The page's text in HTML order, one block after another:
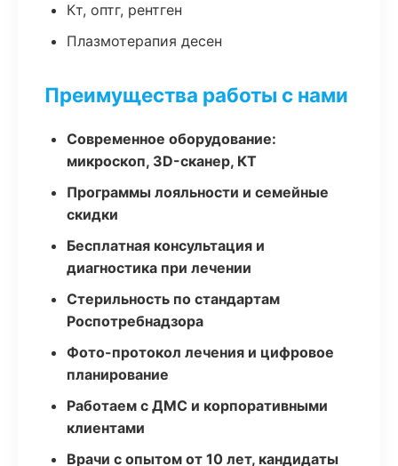
Кт, оптг, рентген
Плазмотерапия десен
Преимущества работы с нами
Современное оборудование:
микроскоп, 3D-сканер, КТ
Программы лояльности и семейные
скидки
Бесплатная консультация и
диагностика при лечении
Стерильность по стандартам
Роспотребнадзора
Фото-протокол лечения и цифровое
планирование
Работаем с ДМС и корпоративными
клиентами
Врачи с опытом от 10 лет, кандидаты